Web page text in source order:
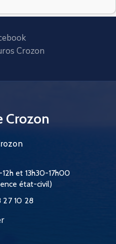
Crozon
Crozon
et 13h30-17h00
état-civil)
27 10 28